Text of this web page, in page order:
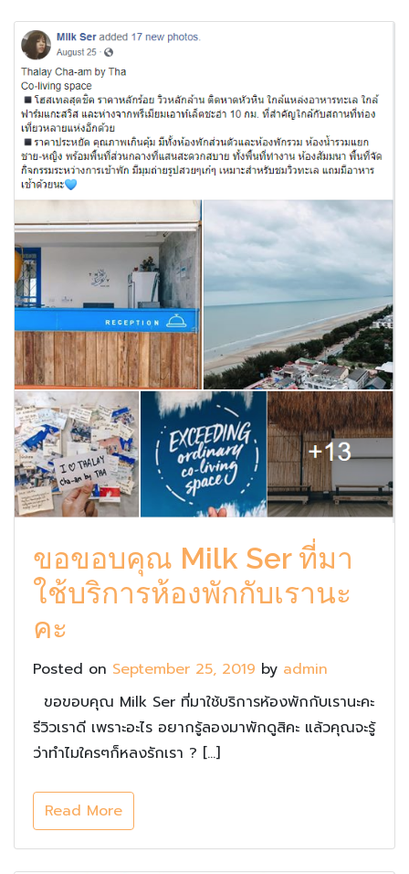
ขอขอบคุณ Milk Ser ที่มา
ใช้บริการห้องพักกับเรานะ
คะ
Posted on September 25, 2019 by admin
ขอขอบคุณ Milk Ser ที่มาใช้บริการห้องพักกับเรานะคะ
รีวิวเราดี เพราะอะไร อยากรู้ลองมาพักดูสิคะ แล้วคุณจะรู้
ว่าทำไมใครๆก็หลงรักเรา ? […]
Read More